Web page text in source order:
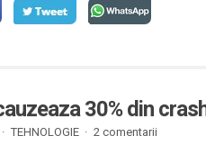
30% din
TEHNOLOGIE· 2 comentarii